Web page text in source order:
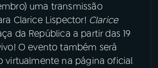
uma transmissão
Clarice Lispector! Clarice
da República a partir das 19
O evento também será
virtualmente na página oficial